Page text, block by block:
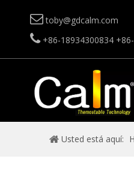
 toby@gdcalm.com
+86-18934300834
Usted está aquí: